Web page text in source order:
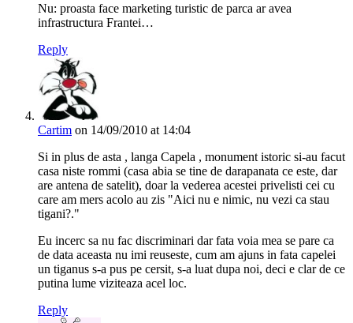
Nu: proasta face marketing turistic de parca ar avea
infrastructura Frantei…
Reply
Cartim on 14/09/2010 at 14:04
Si in plus de asta , langa Capela , monument istoric si-au facut
casa niste rommi (casa abia se tine de darapanata ce este, dar
are antena de satelit), doar la vederea acestei privelisti cei cu
care am mers acolo au zis "Aici nu e nimic, nu vezi ca stau
tigani?."
Eu incerc sa nu fac discriminari dar fata voia mea se pare ca
de data aceasta nu imi reuseste, cum am ajuns in fata capelei
un tiganus s-a pus pe cersit, s-a luat dupa noi, deci e clar de ce
putina lume viziteaza acel loc.
Reply